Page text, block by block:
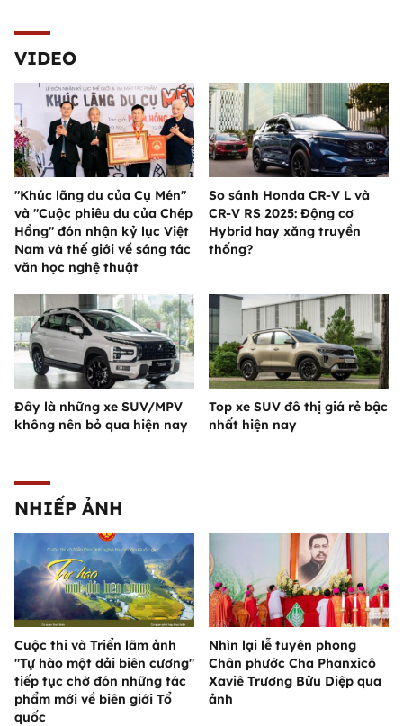
VIDEO
"Khúc lãng du của Cụ Mén"
và "Cuộc phiêu du của Chép
Hồng" đón nhận kỷ lục Việt
Nam và thế giới về sáng tác
văn học nghệ thuật
So sánh Honda CR-V L và
CR-V RS 2025: Động cơ
Hybrid hay xăng truyền
thống?
Đây là những xe SUV/MPV
không nên bỏ qua hiện nay
Top xe SUV đô thị giá rẻ bậc
nhất hiện nay
NHIẾP ẢNH
Cuộc thi và Triển lãm ảnh
"Tự hào một dải biên cương"
tiếp tục chờ đón những tác
phẩm mới về biên giới Tổ
quốc
Nhìn lại lễ tuyên phong
Chân phước Cha Phanxicô
Xaviê Trương Bửu Diệp qua
ảnh